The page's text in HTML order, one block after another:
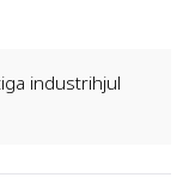
industrihjul